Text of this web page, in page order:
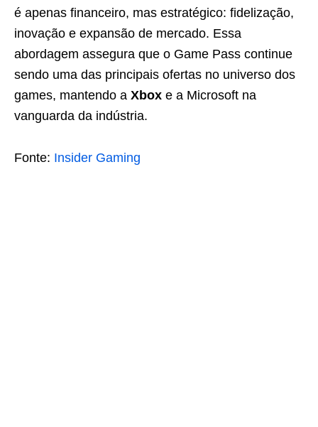
é apenas financeiro, mas estratégico: fidelização,
inovação e expansão de mercado. Essa
abordagem assegura que o Game Pass continue
sendo uma das principais ofertas no universo dos
games, mantendo a Xbox e a Microsoft na
vanguarda da indústria.
Fonte: Insider Gaming